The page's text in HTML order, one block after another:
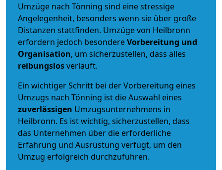
Umzüge nach Tönning sind eine stressige
Angelegenheit, besonders wenn sie über große
Distanzen stattfinden. Umzüge von Heilbronn
erfordern jedoch besondereVorbereitung und
Organisation, um sicherzustellen, dass alles
reibungslosverläuft.
Ein wichtiger Schritt bei der Vorbereitung eines
Umzugs nach Tönning ist die Auswahl eines
zuverlässigen Umzugsunternehmens in
Heilbronn. Es ist wichtig, sicherzustellen, dass
das Unternehmen über die erforderliche
Erfahrung und Ausrüstung verfügt, um den
Umzug erfolgreich durchzuführen.